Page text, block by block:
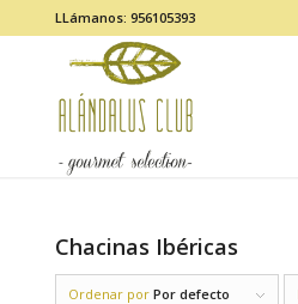
LLámanos: 956105393
Chacinas Ibéricas
Ordenar por Por defecto